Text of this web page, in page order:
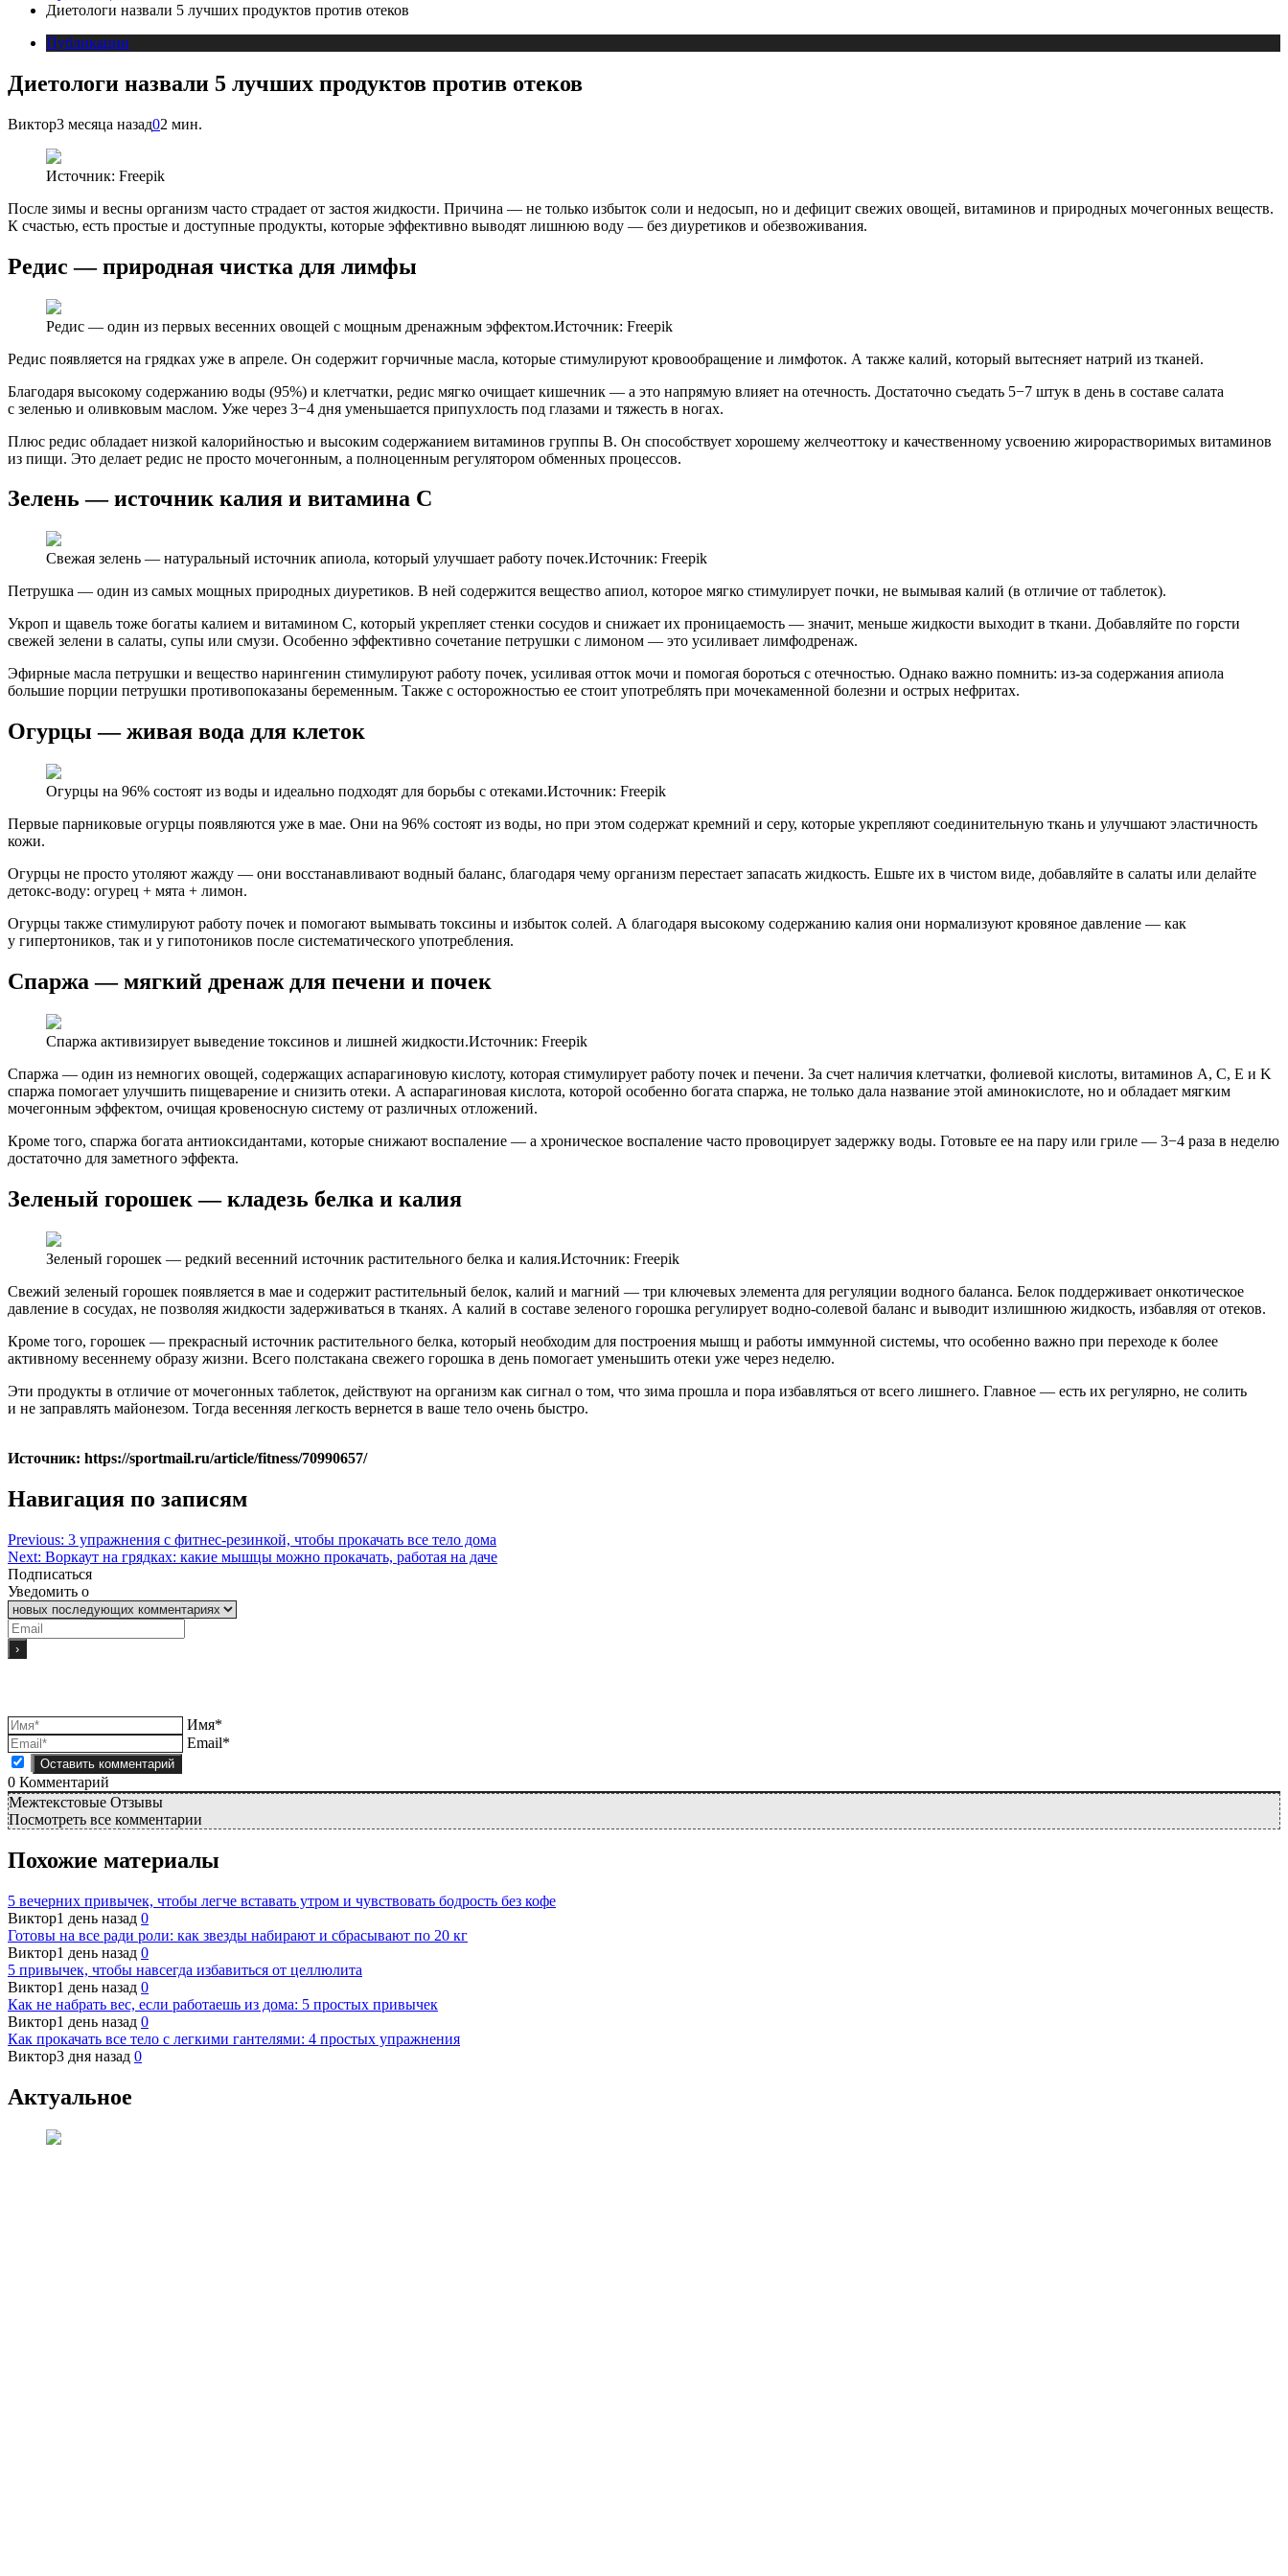
Диетологи назвали 5 лучших продуктов против отеков
Публикации
Диетологи назвали 5 лучших продуктов против отеков
Виктор3 месяца назад02 мин.
Источник: Freepik
После зимы и весны организм часто страдает от застоя жидкости. Причина — не только избыток соли и недосып, но и дефицит свежих овощей, витаминов и природных мочегонных веществ.
К счастью, есть простые и доступные продукты, которые эффективно выводят лишнюю воду — без диуретиков и обезвоживания.
Редис — природная чистка для лимфы
Редис — один из первых весенних овощей с мощным дренажным эффектом.Источник: Freepik
Редис появляется на грядках уже в апреле. Он содержит горчичные масла, которые стимулируют кровообращение и лимфоток. А также калий, который вытесняет натрий из тканей.
Благодаря высокому содержанию воды (95%) и клетчатки, редис мягко очищает кишечник — а это напрямую влияет на отечность. Достаточно съедать 5−7 штук в день в составе салата
с зеленью и оливковым маслом. Уже через 3−4 дня уменьшается припухлость под глазами и тяжесть в ногах.
Плюс редис обладает низкой калорийностью и высоким содержанием витаминов группы B. Он способствует хорошему желчеоттоку и качественному усвоению жирорастворимых витаминов
из пищи. Это делает редис не просто мочегонным, а полноценным регулятором обменных процессов.
Зелень — источник калия и витамина С
Свежая зелень — натуральный источник апиола, который улучшает работу почек.Источник: Freepik
Петрушка — один из самых мощных природных диуретиков. В ней содержится вещество апиол, которое мягко стимулирует почки, не вымывая калий (в отличие от таблеток).
Укроп и щавель тоже богаты калием и витамином C, который укрепляет стенки сосудов и снижает их проницаемость — значит, меньше жидкости выходит в ткани. Добавляйте по горсти
свежей зелени в салаты, супы или смузи. Особенно эффективно сочетание петрушки с лимоном — это усиливает лимфодренаж.
Эфирные масла петрушки и вещество нарингенин стимулируют работу почек, усиливая отток мочи и помогая бороться с отечностью. Однако важно помнить: из-за содержания апиола
большие порции петрушки противопоказаны беременным. Также с осторожностью ее стоит употреблять при мочекаменной болезни и острых нефритах.
Огурцы — живая вода для клеток
Огурцы на 96% состоят из воды и идеально подходят для борьбы с отеками.Источник: Freepik
Первые парниковые огурцы появляются уже в мае. Они на 96% состоят из воды, но при этом содержат кремний и серу, которые укрепляют соединительную ткань и улучшают эластичность
кожи.
Огурцы не просто утоляют жажду — они восстанавливают водный баланс, благодаря чему организм перестает запасать жидкость. Ешьте их в чистом виде, добавляйте в салаты или делайте
детокс-воду: огурец + мята + лимон.
Огурцы также стимулируют работу почек и помогают вымывать токсины и избыток солей. А благодаря высокому содержанию калия они нормализуют кровяное давление — как
у гипертоников, так и у гипотоников после систематического употребления.
Спаржа — мягкий дренаж для печени и почек
Спаржа активизирует выведение токсинов и лишней жидкости.Источник: Freepik
Спаржа — один из немногих овощей, содержащих аспарагиновую кислоту, которая стимулирует работу почек и печени. За счет наличия клетчатки, фолиевой кислоты, витаминов A, C, E и K
спаржа помогает улучшить пищеварение и снизить отеки. А аспарагиновая кислота, которой особенно богата спаржа, не только дала название этой аминокислоте, но и обладает мягким
мочегонным эффектом, очищая кровеносную систему от различных отложений.
Кроме того, спаржа богата антиоксидантами, которые снижают воспаление — а хроническое воспаление часто провоцирует задержку воды. Готовьте ее на пару или гриле — 3−4 раза в неделю
достаточно для заметного эффекта.
Зеленый горошек — кладезь белка и калия
Зеленый горошек — редкий весенний источник растительного белка и калия.Источник: Freepik
Свежий зеленый горошек появляется в мае и содержит растительный белок, калий и магний — три ключевых элемента для регуляции водного баланса. Белок поддерживает онкотическое
давление в сосудах, не позволяя жидкости задерживаться в тканях. А калий в составе зеленого горошка регулирует водно-солевой баланс и выводит излишнюю жидкость, избавляя от отеков.
Кроме того, горошек — прекрасный источник растительного белка, который необходим для построения мышц и работы иммунной системы, что особенно важно при переходе к более
активному весеннему образу жизни. Всего полстакана свежего горошка в день помогает уменьшить отеки уже через неделю.
Эти продукты в отличие от мочегонных таблеток, действуют на организм как сигнал о том, что зима прошла и пора избавляться от всего лишнего. Главное — есть их регулярно, не солить
и не заправлять майонезом. Тогда весенняя легкость вернется в ваше тело очень быстро.
Источник: https://sportmail.ru/article/fitness/70990657/
Навигация по записям
Previous: 3 упражнения с фитнес-резинкой, чтобы прокачать все тело дома
Next: Воркаут на грядках: какие мышцы можно прокачать, работая на даче
Подписаться
Уведомить о
Имя*
Email*
0 Комментарий
Межтекстовые Отзывы
Посмотреть все комментарии
Похожие материалы
5 вечерних привычек, чтобы легче вставать утром и чувствовать бодрость без кофе
Виктор1 день назад 0
Готовы на все ради роли: как звезды набирают и сбрасывают по 20 кг
Виктор1 день назад 0
5 привычек, чтобы навсегда избавиться от целлюлита
Виктор1 день назад 0
Как не набрать вес, если работаешь из дома: 5 простых привычек
Виктор1 день назад 0
Как прокачать все тело с легкими гантелями: 4 простых упражнения
Виктор3 дня назад 0
Актуальное